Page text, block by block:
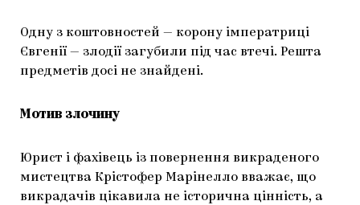
Одну з коштовностей — корону імператриці
Євгенії — злодії загубили під час втечі. Решта
предметів досі не знайдені.
Мотив злочину
Юрист і фахівець із повернення викраденого
мистецтва Крістофер Марінелло вважає, що
викрадачів цікавила не історична цінність, а